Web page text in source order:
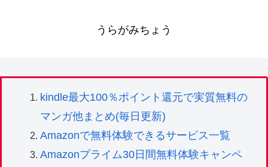
うらがみちょう
kindle最大100％ポイント還元で実質無料の
マンガ他まとめ(毎日更新)
Amazonで無料体験できるサービス一覧
Amazonプライム30日間無料体験キャンペ